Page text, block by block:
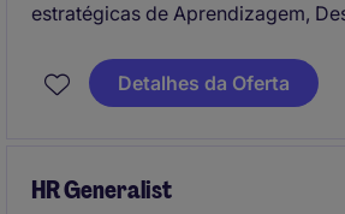
estratégicas de Aprendizagem,
contribuindo para o crescimento
organização. Construção de
liderança e elevada experiência
Detalhes da Oferta
HR Generalist